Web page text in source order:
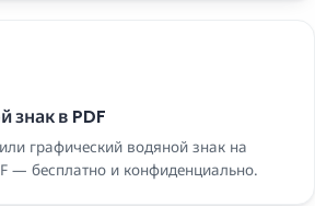
знак в PDF
графический водяной знак на
— бесплатно и конфиденциально.